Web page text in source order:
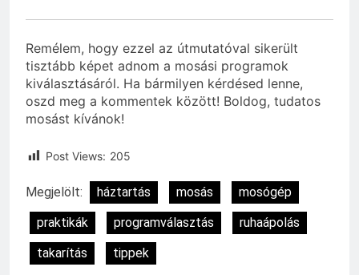
Remélem, hogy ezzel az útmutatóval sikerült
tisztább képet adnom a mosási programok
kiválasztásáról. Ha bármilyen kérdésed lenne,
oszd meg a kommentek között! Boldog, tudatos
mosást kívánok!
Post Views: 205
Megjelölt: háztartás mosás
mosógép
praktikák
programválasztás
ruhaápolás
takarítás
tippek